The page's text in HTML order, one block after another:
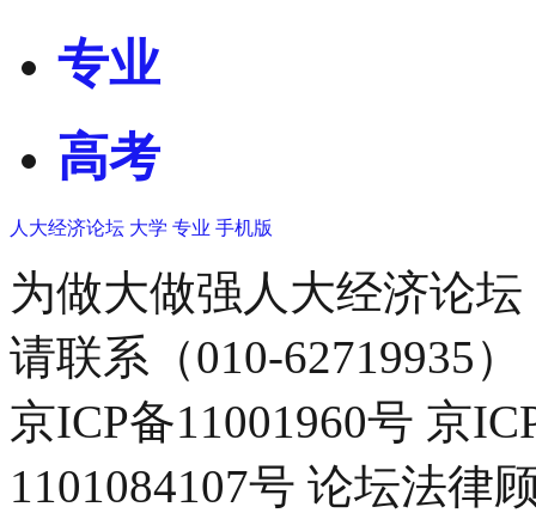
专业
高考
人大经济论坛 大学 专业 手机版
为做大做强人大经济论
请联系（010-62719935）
京ICP备11001960号 京
1101084107号 论坛法律